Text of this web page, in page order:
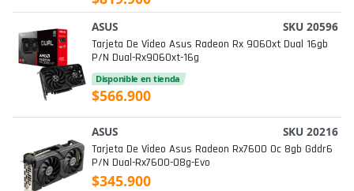
ASUS SKU 20596
Tarjeta De Video Asus Radeon Rx 9060xt Dual 16gb
P/n Dual-Rx9060xt-16g
Disponible en tienda
$566.900
ASUS SKU 20216
Tarjeta De Video Asus Radeon Rx7600 Oc 8gb Gddr6
P/n Dual-Rx7600-O8g-Evo
$345.900